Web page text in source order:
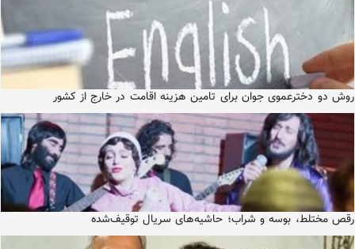
روش دو دخترعموی جوان برای تامین هزینه اقامت در خارج از کشور
رقص مختلط، بوسه و شراب؛ حاشیه‌های سریال توقیف‌شده